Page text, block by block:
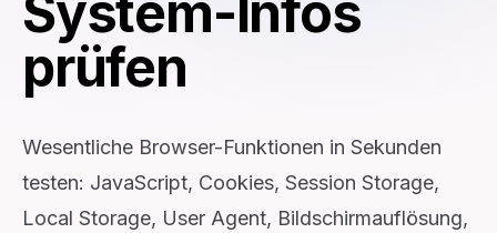
prüfen
Wesentliche Browser-Funktionen in Sekunden
testen: JavaScript, Cookies, Session Storage,
Local Storage, User Agent, Bildschirmauflösung,